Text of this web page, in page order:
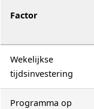
Factor
Wekelijkse
tijdsinvestering
Programma op